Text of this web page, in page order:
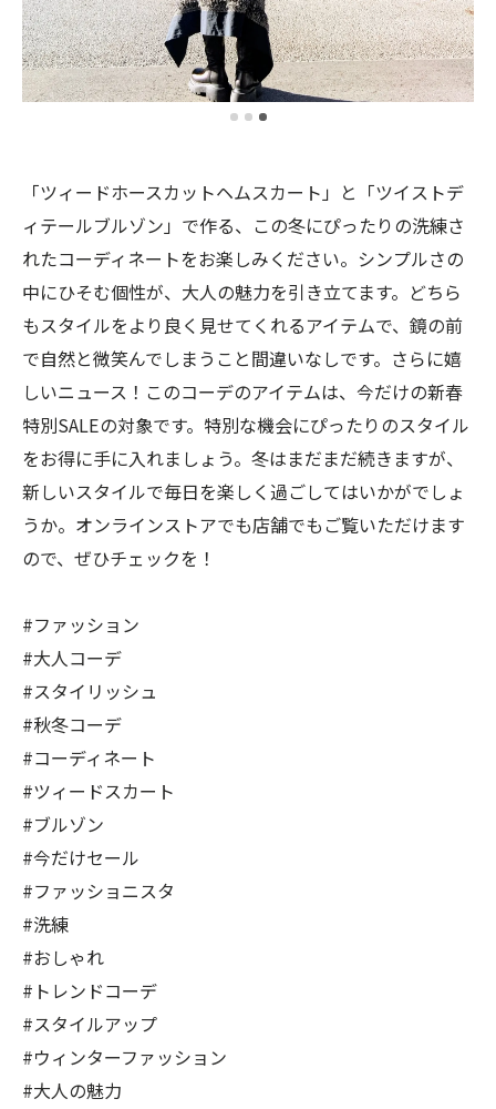
「ツィードホースカットヘムスカート」と「ツイストデ
ィテールブルゾン」で作る、この冬にぴったりの洗練さ
れたコーディネートをお楽しみください。シンプルさの
中にひそむ個性が、大人の魅力を引き立てます。どちら
もスタイルをより良く見せてくれるアイテムで、鏡の前
で自然と微笑んでしまうこと間違いなしです。さらに嬉
しいニュース！このコーデのアイテムは、今だけの新春
特別SALEの対象です。特別な機会にぴったりのスタイル
をお得に手に入れましょう。冬はまだまだ続きますが、
新しいスタイルで毎日を楽しく過ごしてはいかがでしょ
うか。オンラインストアでも店舗でもご覧いただけます
ので、ぜひチェックを！
#ファッション
#大人コーデ
#スタイリッシュ
#秋冬コーデ
#コーディネート
#ツィードスカート
#ブルゾン
#今だけセール
#ファッショニスタ
#洗練
#おしゃれ
#トレンドコーデ
#スタイルアップ
#ウィンターファッション
#大人の魅力